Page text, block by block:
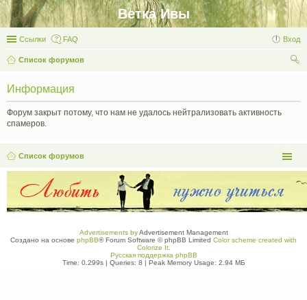
Ветка Ивы
Ссылки FAQ Вход
Список форумов
Информация
Форум закрыт потому, что нам не удалось нейтрализовать активность
спамеров.
Список форумов
Advertisements byAdvertisement Management
Создано на основе phpBB® Forum Software © phpBB Limited Color scheme created with
Colorize It.
Русская поддержка phpBB
Time: 0.299s| Queries: 8 | Peak Memory Usage: 2.94 МБ